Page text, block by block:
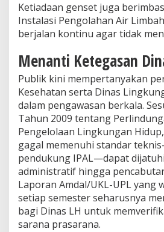
Ketiadaan genset juga
Instalasi Pengolahan Air
berjalan kontinu agar tidak
Menanti Ketegasan
Publik kini mempertanyakan
Kesehatan serta Dinas
dalam pengawasan berkala.
Tahun 2009 tentang
Pengelolaan Lingkungan
gagal memenuhi standar
pendukung IPAL—dapat
administratif hingga
Laporan Amdal/UKL-UPL yang
setiap semester seharusnya
bagi Dinas LH untuk
sarana prasarana.